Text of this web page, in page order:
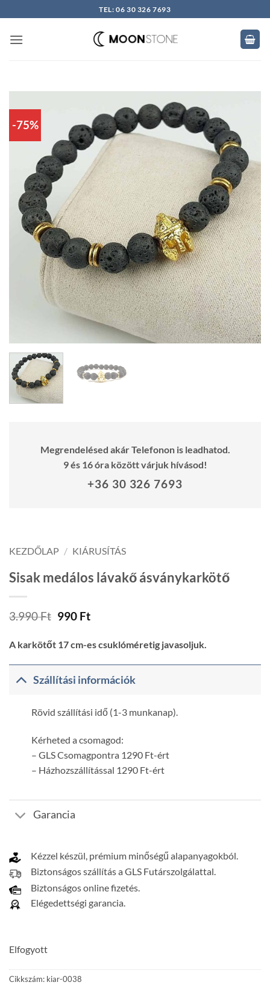
to
content
TEL: 06 30 326 7693
-75%
Megrendelésed akár Telefonon is leadhatod.
9 és 16 óra között várjuk hívásod!
+36 30 326 7693
KEZDŐLAP / KIÁRUSÍTÁS
Sisak medálos lávakő ásványkarkötő
3.990Ft Original
was:
3.990 Ft.
990 FtCurrent
990 Ft.
A karkötőt 17 cm-es csuklóméretig javasoljuk.
Szállítási információk
Rövid szállítási idő (1-3 munkanap).
Kérheted a csomagod:
– GLS Csomagpontra 1290 Ft-ért
– Házhozszállítással 1290 Ft-ért
Garancia
Kézzel készül, prémium minőségű alapanyagokból.
Biztonságos szállítás a GLS Futárszolgálattal.
Biztonságos online fizetés.
Elégedettségi garancia.
Elfogyott
Cikkszám: kiar-0038